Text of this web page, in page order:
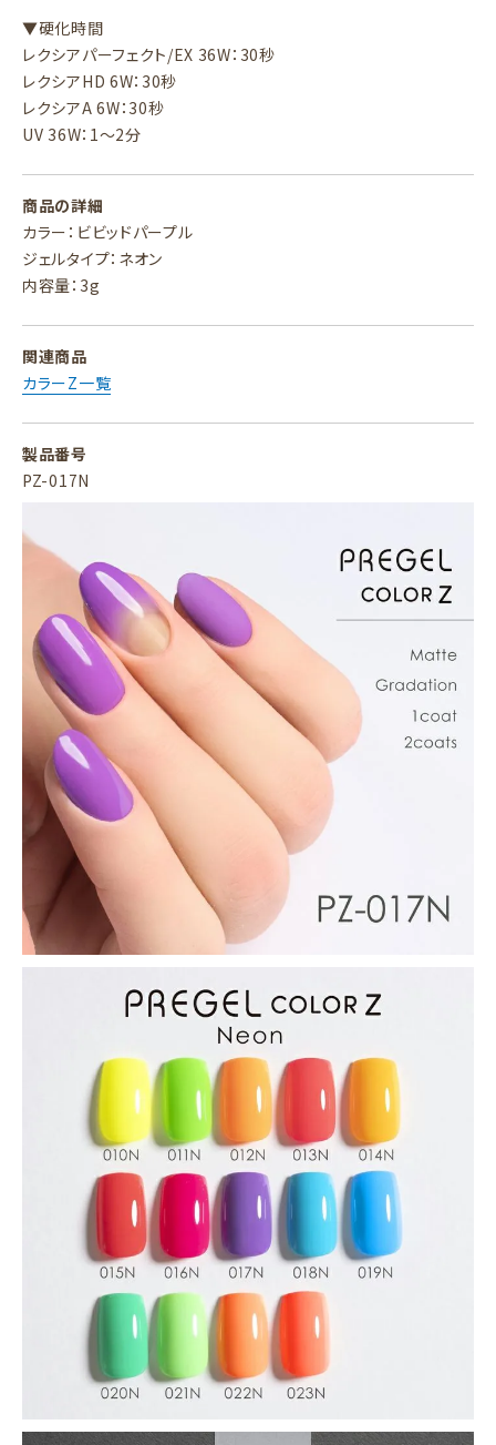
▼硬化時間
レクシアパーフェクト/EX 36W：30秒
レクシアHD 6W：30秒
レクシアA 6W：30秒
UV 36W：1～2分
商品の詳細
カラー：ビビッドパープル
ジェルタイプ：ネオン
内容量：3g
関連商品
カラーZ一覧
製品番号
PZ-017N